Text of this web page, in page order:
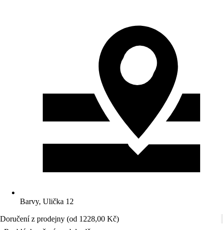
Barvy, Ulička 12
Doručení z prodejny (od 1228,00 Kč)